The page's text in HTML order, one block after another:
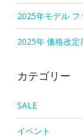
2025年モデル
2025年 価格改定
カテゴリー
SALE
イベント